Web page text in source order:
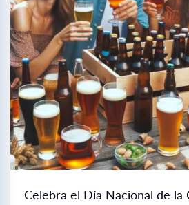
Celebra el Día Nacional de la